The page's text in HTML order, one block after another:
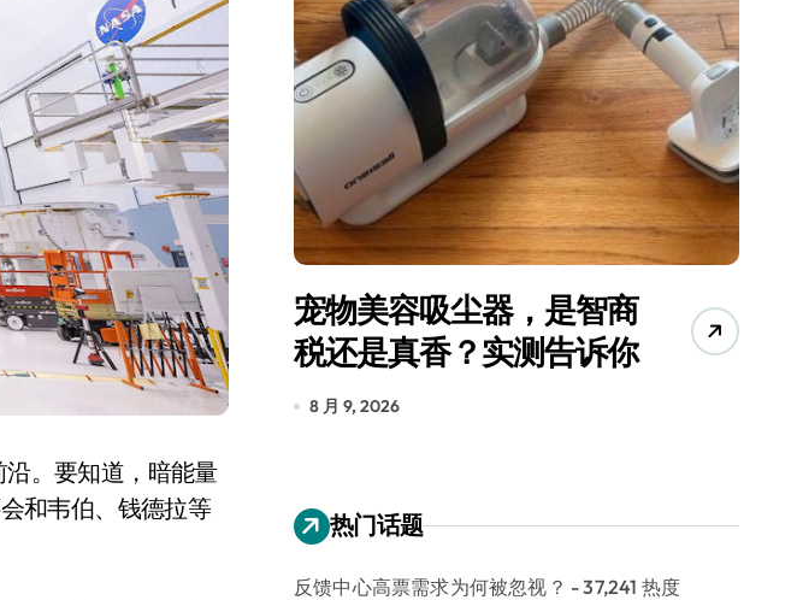
。要知道，暗能量
和韦伯、钱德拉等
盖？你这是
”！
宠物美容吸尘器，是智商
税还是真香？实测告诉你
8 月 9, 2026
热门话题
反馈中心高票需求为何被忽视？ - 37,241 热度